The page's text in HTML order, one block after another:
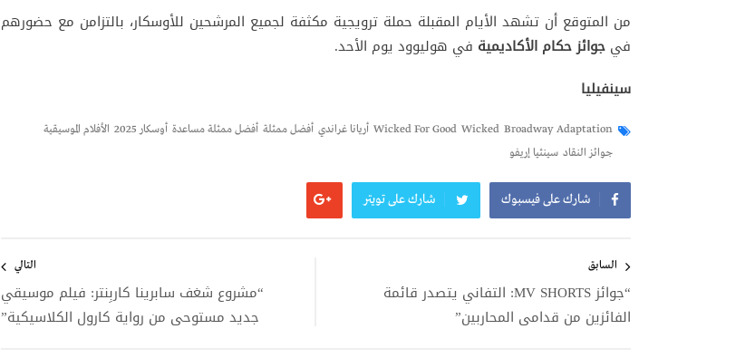
من المتوقع أن تشهد الأيام المقبلة حملة ترويجية مكثفة لجميع المرشحين للأوسكار، بالتزامن مع حضورهم
في جوائز حكام الأكاديمية في هوليوود يوم الأحد.
سينفيليا
Broadway Adaptation
Wicked
Wicked For Good أريانا غراندي أفضل ممثلة أفضل ممثلة مساعدة أوسكار 2025
الأفلام الموسيقية
جوائز النقاد سينثيا إريفو
شارك على فيسبوك شارك على تويتر
المقالات
السابق
“جوائز MV SHORTS: التفاني يتصدر قائمة
الفائزين من قدامى المحاربين”
التالي
“مشروع شغف سابرينا كاربِنتر: فيلم موسيقي
جديد مستوحى من رواية كارول الكلاسيكية”